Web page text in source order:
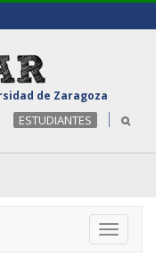
de Zaragoza
ESTUDIANTES
Toggle